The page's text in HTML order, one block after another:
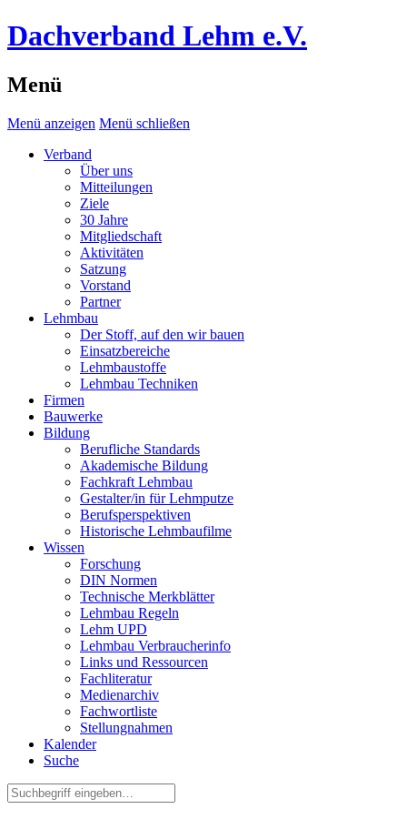
Dachverband Lehm e.V.
Menü
Menü anzeigen Menü schließen
Verband
Über uns
Mitteilungen
Ziele
30 Jahre
Mitgliedschaft
Aktivitäten
Satzung
Vorstand
Partner
Lehmbau
Der Stoff, auf den wir bauen
Einsatzbereiche
Lehmbaustoffe
Lehmbau Techniken
Firmen
Bauwerke
Bildung
Berufliche Standards
Akademische Bildung
Fachkraft Lehmbau
Gestalter/in für Lehmputze
Berufsperspektiven
Historische Lehmbaufilme
Wissen
Forschung
DIN Normen
Technische Merkblätter
Lehmbau Regeln
Lehm UPD
Lehmbau Verbraucherinfo
Links und Ressourcen
Fachliteratur
Medienarchiv
Fachwortliste
Stellungnahmen
Kalender
Suche